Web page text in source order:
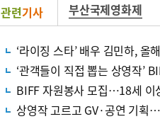
관련기사 부산국제영화제
‘라이징 스타’ 배우 김민하, 올
‘관객들이 직접 뽑는 상영작’
BIFF 자원봉사 모집…18세 이
상영작 고르고 GV·공연 기획